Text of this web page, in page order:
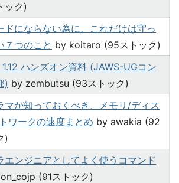
ック)
ドにならない為に、これだけは守っ
７つのこと by koitaro (95ストック)
ハンズオン資料 (JAWS-UGコン
) by zembutsu (93ストック)
マが知っておくべき、メモリ/ディス
ワークの速度まとめ by awakia (92
)
エンジニアとしてよく使うコマンド
(91ストック)